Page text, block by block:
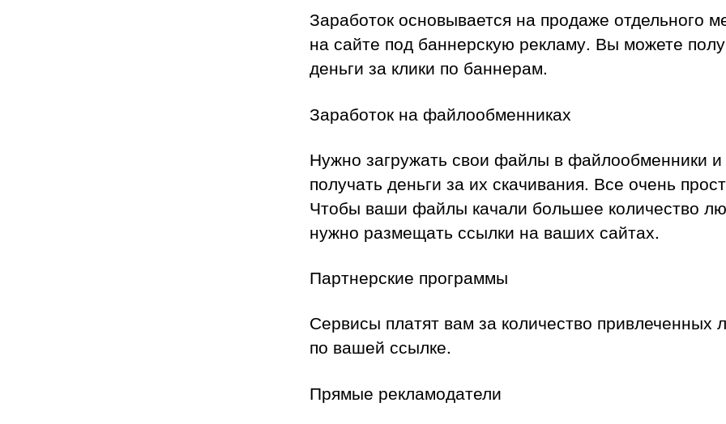
Заработок основывается на продаже отдельного
на сайте под баннерскую рекламу. Вы можете
деньги за клики по баннерам.
Заработок на файлообменниках
Нужно загружать свои файлы в файлообменники и
получать деньги за их скачивания. Все очень
Чтобы ваши файлы качали большее количество
нужно размещать ссылки на ваших сайтах.
Партнерские программы
Сервисы платят вам за количество привлеченных
по вашей ссылке.
Прямые рекламодатели